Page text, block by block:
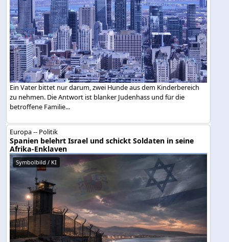
Ein Vater bittet nur darum, zwei Hunde aus dem Kinderbereich
zu nehmen. Die Antwort ist blanker Judenhass und für die
betroffene Familie...
Europa -- Politik
Spanien belehrt Israel und schickt Soldaten in seine
Afrika-Enklaven
Symbolbild / KI